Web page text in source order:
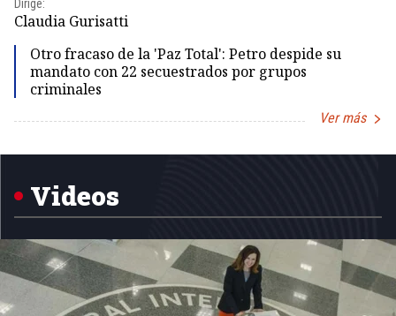
Dirige:
Claudia Gurisatti
Otro fracaso de la 'Paz Total': Petro despide su
mandato con 22 secuestrados por grupos
criminales
Ver más
Videos